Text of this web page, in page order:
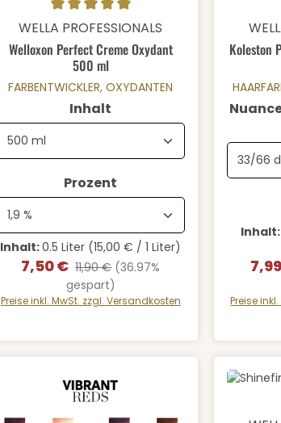
Details
Durchschnittliche Bewertung von 5 von 5 Sternen
WELLA PROFESSIONALS
Welloxon Perfect Creme Oxydant
500 ml
FARBENTWICKLER, OXYDANTEN
Inhalt
Prozent
Inhalt:0.5 Liter (15,00 € / 1 Liter)
Verkaufspreis:
7,50 € Regulärer Preis:
11,90 € (36.97%
gespart)
Preise inkl. MwSt. zzgl. Versandkosten
Koleston
Preise